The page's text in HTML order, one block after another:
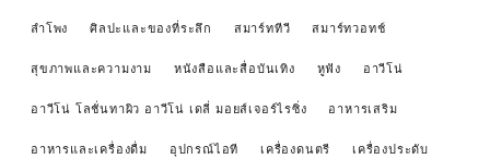
ลำโพง ศิลปะและของที่ระลึก สมาร์ททีวี สมาร์ทวอทช์
สุขภาพและความงาม หนังสือและสื่อบันเทิง หูฟัง อาวีโน่
อาวีโน่ โลชั่นทาผิว อาวีโน่ เดลี่ มอยส์เจอร์ไรซิ่ง อาหารเสริม
อาหารและเครื่องดื่ม อุปกรณ์ไอที เครื่องดนตรี เครื่องประดับ